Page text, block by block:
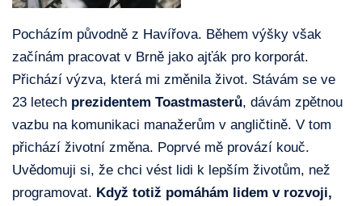
Pocházím původně z Havířova. Během výšky však
začínám pracovat v Brně jako ajťák pro korporát.
Přichází výzva, která mi změnila život. Stávám se ve
23 letech prezidentem Toastmasterů, dávám zpětnou
vazbu na komunikaci manažerům v angličtině. V tom
přichází životní změna. Poprvé mě provází kouč.
Uvědomuji si, že chci vést lidi k lepším životům, než
programovat. Když totiž pomáhám lidem v rozvoji,